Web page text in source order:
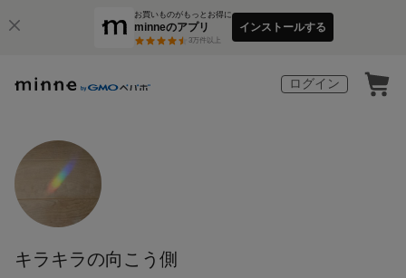
お買いものがもっとお得に
minneのアプリ
3万件以上
インストールする
ログイン
キラキラの向こう側